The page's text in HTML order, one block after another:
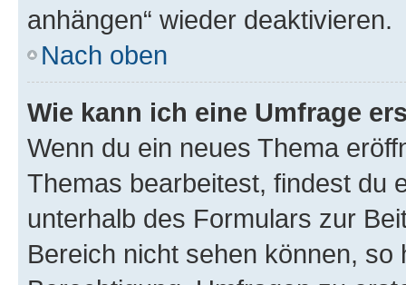
anhängen“ wieder deaktivieren.
Nach oben
Wie kann ich eine Umfrage
Wenn du ein neues Thema
Themas bearbeitest, findest du
unterhalb des Formulars zur
Bereich nicht sehen können,